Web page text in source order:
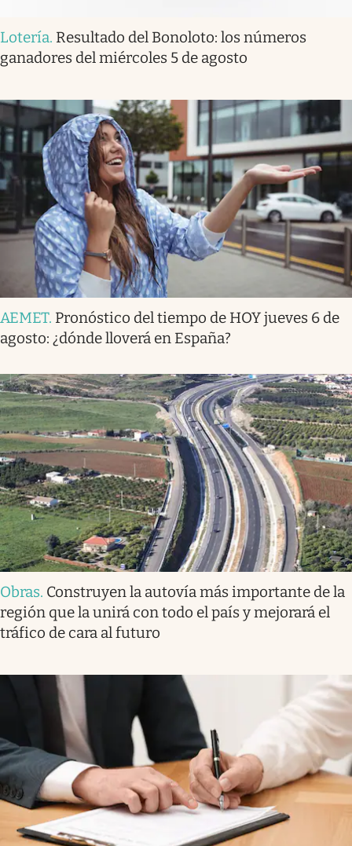
Lotería. Resultado del Bonoloto: los números
ganadores del miércoles 5 de agosto
AEMET. Pronóstico del tiempo de HOY jueves 6 de
agosto: ¿dónde lloverá en España?
Obras. Construyen la autovía más importante de la
región que la unirá con todo el país y mejorará el
tráfico de cara al futuro